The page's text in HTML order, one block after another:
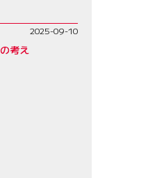
2025-09-10
考え